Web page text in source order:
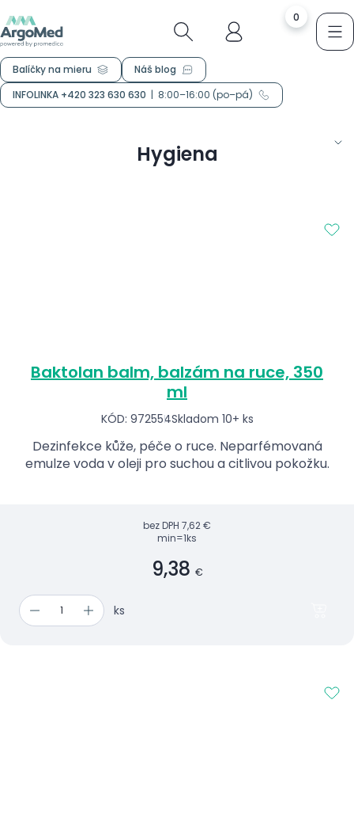
0
Balíčky na mieru
Náš blog
INFOLINKA +420 323 630 630 | 8:00–16:00 (po–pá)
Hygiena
Baktolan balm, balzám na ruce, 350
ml
KÓD: 972554Skladom 10+ ks
Dezinfekce kůže, péče o ruce. Neparfémovaná
emulze voda v oleji pro suchou a citlivou pokožku.
bez DPH 7,62 €
min=1ks
9,38 €
ks